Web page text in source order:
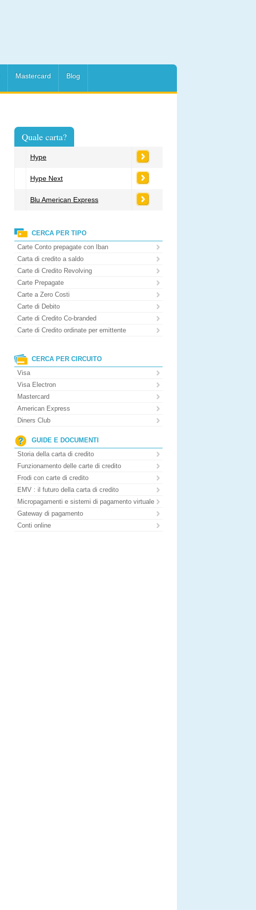
Mastercard Blog
Quale carta?
Hype
Hype Next
Blu American Express
CERCA PER TIPO
Carte Conto prepagate con Iban
Carta di credito a saldo
Carte di Credito Revolving
Carte Prepagate
Carte a Zero Costi
Carte di Debito
Carte di Credito Co-branded
Carte di Credito ordinate per emittente
CERCA PER CIRCUITO
Visa
Visa Electron
Mastercard
American Express
Diners Club
GUIDE E DOCUMENTI
Storia della carta di credito
Funzionamento delle carte di credito
Frodi con carte di credito
EMV : il futuro della carta di credito
Micropagamenti e sistemi di pagamento virtuale
Gateway di pagamento
Conti online